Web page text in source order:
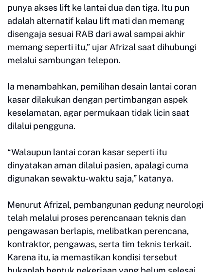
punya akses lift ke lantai dua dan tiga. Itu pun
adalah alternatif kalau lift mati dan memang
disengaja sesuai RAB dari awal sampai akhir
memang seperti itu,” ujar Afrizal saat dihubungi
melalui sambungan telepon.
Ia menambahkan, pemilihan desain lantai coran
kasar dilakukan dengan pertimbangan aspek
keselamatan, agar permukaan tidak licin saat
dilalui pengguna.
“Walaupun lantai coran kasar seperti itu
dinyatakan aman dilalui pasien, apalagi cuma
digunakan sewaktu-waktu saja,” katanya.
Menurut Afrizal, pembangunan gedung neurologi
telah melalui proses perencanaan teknis dan
pengawasan berlapis, melibatkan perencana,
kontraktor, pengawas, serta tim teknis terkait.
Karena itu, ia memastikan kondisi tersebut